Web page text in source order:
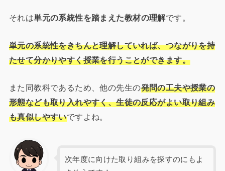
それは単元の系統性を踏まえた教材の理解です。
単元の系統性をきちんと理解していれば、つながりを持
たせて分かりやすく授業を行うことができます。
また同教科であるため、他の先生の発問の工夫や授業の
形態なども取り入れやすく、生徒の反応がよい取り組み
も真似しやすいですよね。
次年度に向けた取り組みを探すのにもよ